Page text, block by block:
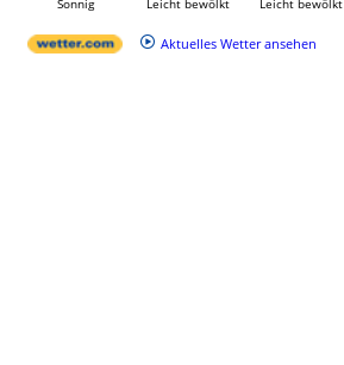
Aktuelles Wetter ansehen